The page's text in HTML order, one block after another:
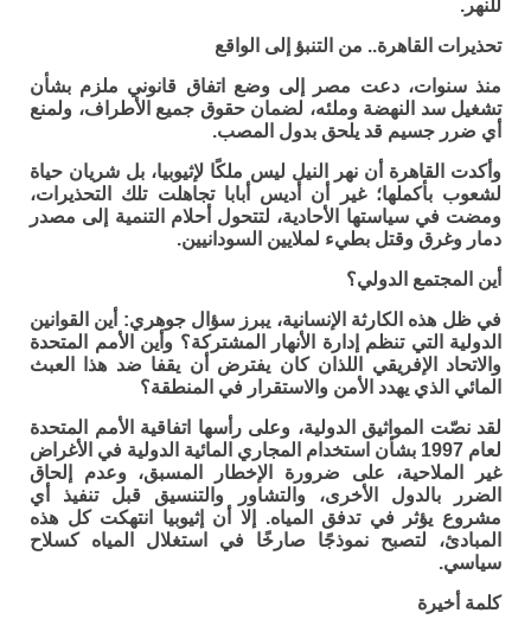
للنهر.
تحذيرات القاهرة.. من التنبؤ إلى الواقع
منذ سنوات، دعت مصر إلى وضع اتفاق قانوني ملزم بشأن
تشغيل سد النهضة وملئه، لضمان حقوق جميع الأطراف، ولمنع
أي ضرر جسيم قد يلحق بدول المصب.
وأكدت القاهرة أن نهر النيل ليس ملكًا لإثيوبيا، بل شريان حياة
لشعوب بأكملها؛ غير أن أديس أبابا تجاهلت تلك التحذيرات،
ومضت في سياستها الأحادية، لتتحول أحلام التنمية إلى مصدر
دمار وغرق وقتل بطيء لملايين السودانيين.
أين المجتمع الدولي؟
في ظل هذه الكارثة الإنسانية، يبرز سؤال جوهري: أين القوانين
الدولية التي تنظم إدارة الأنهار المشتركة؟ وأين الأمم المتحدة
والاتحاد الإفريقي اللذان كان يفترض أن يقفا ضد هذا العبث
المائي الذي يهدد الأمن والاستقرار في المنطقة؟
لقد نصّت المواثيق الدولية، وعلى رأسها اتفاقية الأمم المتحدة
لعام 1997 بشأن استخدام المجاري المائية الدولية في الأغراض
غير الملاحية، على ضرورة الإخطار المسبق، وعدم إلحاق
الضرر بالدول الأخرى، والتشاور والتنسيق قبل تنفيذ أي
مشروع يؤثر في تدفق المياه. إلا أن إثيوبيا انتهكت كل هذه
المبادئ، لتصبح نموذجًا صارخًا في استغلال المياه كسلاح
سياسي.
كلمة أخيرة